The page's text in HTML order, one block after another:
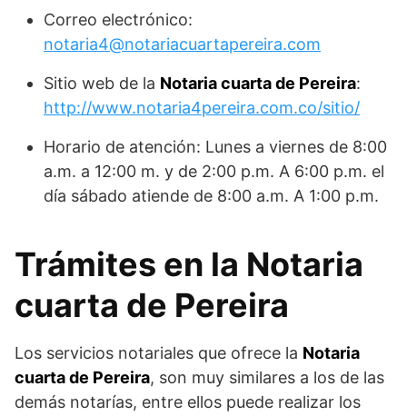
Correo electrónico:
notaria4@notariacuartapereira.com
Sitio web de la Notaria cuarta de Pereira:
http://www.notaria4pereira.com.co/sitio/
Horario de atención: Lunes a viernes de 8:00
a.m. a 12:00 m. y de 2:00 p.m. A 6:00 p.m. el
día sábado atiende de 8:00 a.m. A 1:00 p.m.
Trámites en la Notaria
cuarta de Pereira
Los servicios notariales que ofrece la Notaria
cuarta de Pereira, son muy similares a los de las
demás notarías, entre ellos puede realizar los